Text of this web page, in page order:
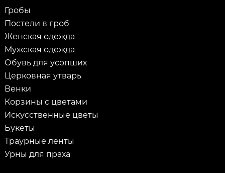
Гробы
Постели в гроб
Женская одежда
Мужская одежда
Обувь для усопших
Церковная утварь
Венки
Корзины с цветами
Искусственные цветы
Букеты
Траурные ленты
Урны для праха